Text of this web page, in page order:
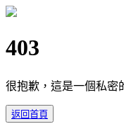
403
很抱歉，這是一個私密
返回首頁